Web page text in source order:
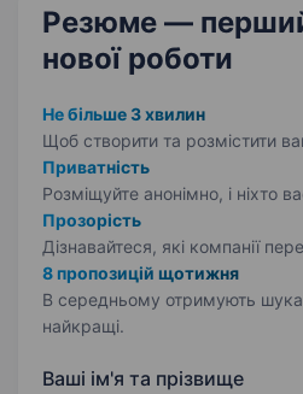
Резюме —
нової роботи
Не більше 3 хвилин
Щоб створити та розмістити
Приватність
Розміщуйте анонімно, і ніхто
Прозорість
Дізнавайтеся, які компанії
8 пропозицій щотижня
В середньому отримують
найкращі.
Ваші ім'я та прізвище